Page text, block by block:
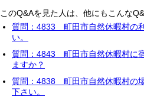
このQ&Aを見た人は、他にもこんな
質問：4833 町田市自然休暇村の
い。
質問：4843 町田市自然休暇村に
ますか？
質問：4838 町田市自然休暇村の
下さい。